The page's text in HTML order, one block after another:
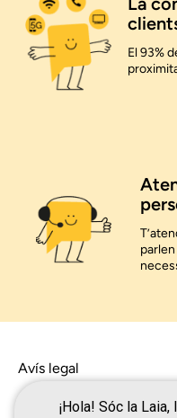
El 93%
Avís legal
Avís de privacitat